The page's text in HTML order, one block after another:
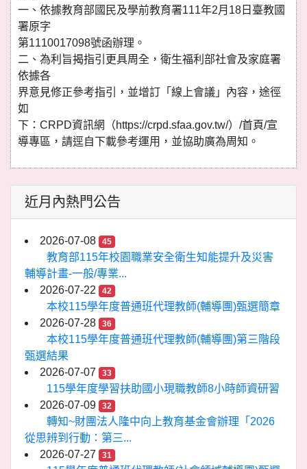
一、依據教育部國民及學前教育署111年2月18日臺教國
署原字
第1110017098號函辦理。
二、為利旨揭指引更具周全，衛生福利部社會及家庭署
依據各
界意見修正參考指引，並增訂「線上會議」內容，途徑
如
下：CRPD資訊網（https://crpd.sfaa.gov.tw/）/首頁/宣
導專區，請逕自下載參考運用，並協助廣為周知。
近月內熱門公告
2026-07-08 45
教育部115年校園職業安全衛生知能提升及災害
輔導計畫-一般/專業...
2026-07-22
42
本校115學年度普通班代理教師(輔導團)甄選簡章
2026-07-28
36
本校115學年度普通班代理教師(輔導團)第三階段
甄選結果
2026-07-07
33
115學年度學習扶助國小現職教師8小時師資研習
2026-07-09
32
轉知~財團法人隆中向上教育基金會辦理「2026
從思辨到行動：第三...
2026-07-27
31